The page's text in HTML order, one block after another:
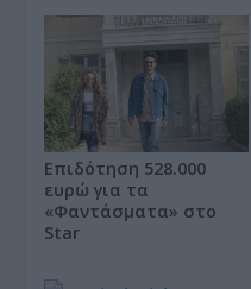
Επιδότηση 528.000
ευρώ για τα
«Φαντάσματα» στο
Star